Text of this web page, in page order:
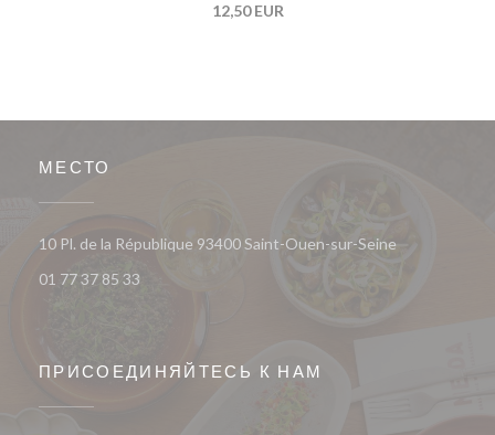
12,50 EUR
МЕСТО
10 Pl. de la République 93400 Saint-Ouen-sur-Seine
01 77 37 85 33
ПРИСОЕДИНЯЙТЕСЬ К НАМ